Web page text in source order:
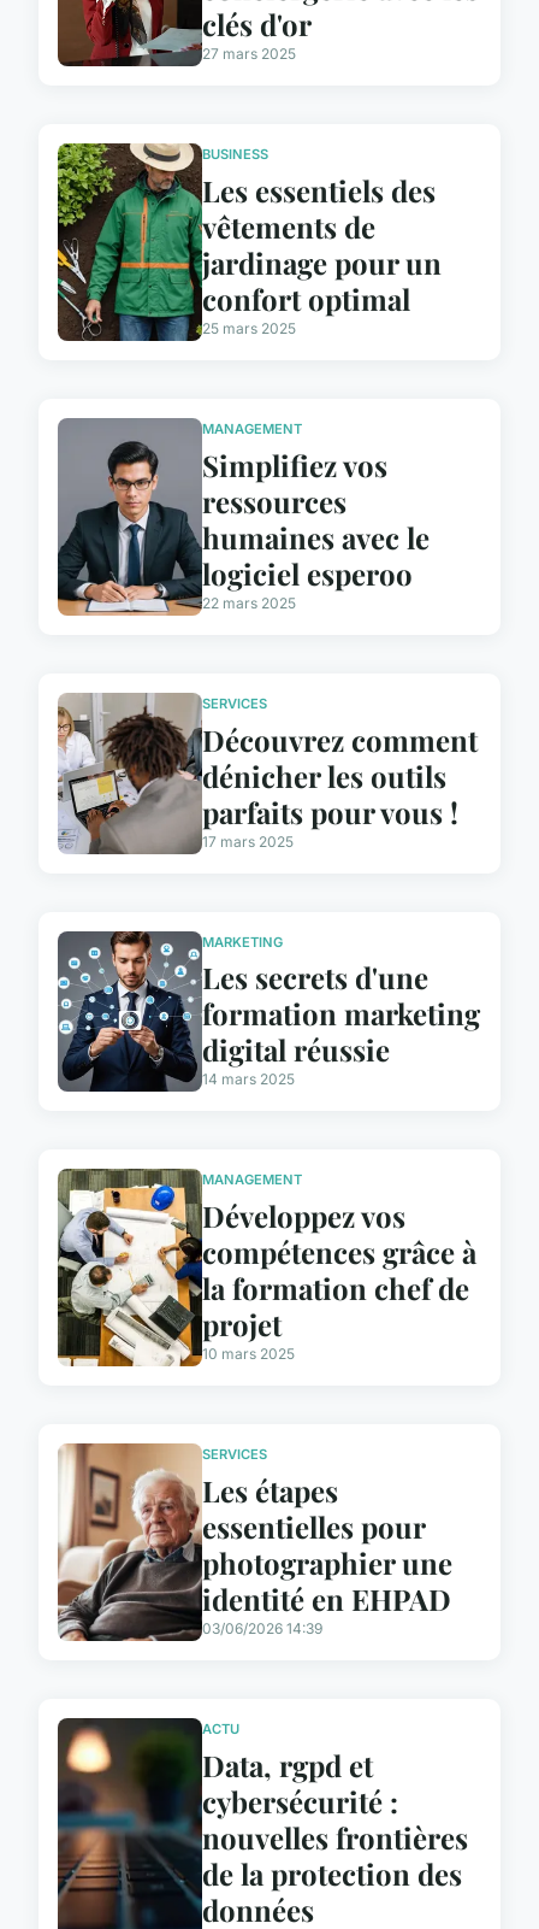
clés d'or
27 mars 2025
BUSINESS
Les essentiels des
vêtements de
jardinage pour un
confort optimal
25 mars 2025
MANAGEMENT
Simplifiez vos
ressources
humaines avec le
logiciel esperoo
22 mars 2025
SERVICES
Découvrez comment
dénicher les outils
parfaits pour vous !
17 mars 2025
MARKETING
Les secrets d'une
formation marketing
digital réussie
14 mars 2025
MANAGEMENT
Développez vos
compétences grâce à
la formation chef de
projet
10 mars 2025
SERVICES
Les étapes
essentielles pour
photographier une
identité en EHPAD
03/06/2026 14:39
ACTU
Data, rgpd et
cybersécurité :
nouvelles frontières
de la protection des
données